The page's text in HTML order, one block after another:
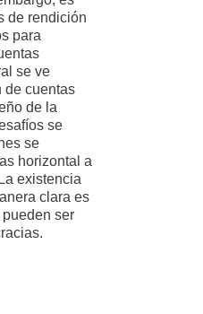
de rendición
para
se ve
de cuentas
de la
se
se
horizontal a
existencia
clara es
ser